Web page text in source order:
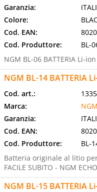
Garanzia:
Colore:
Cod. EAN:
Cod. Produttore:
BL-
NGM BL-06 BATTERIA Li-
NGM BL-14 BATTERIA
Cod. art.:
Marca:
NGM
Garanzia:
Cod. EAN:
Cod. Produttore:
BL-
Batteria originale al litio
FACILE SUBITO - NGM ECHO
NGM BL-15 BATTERIA